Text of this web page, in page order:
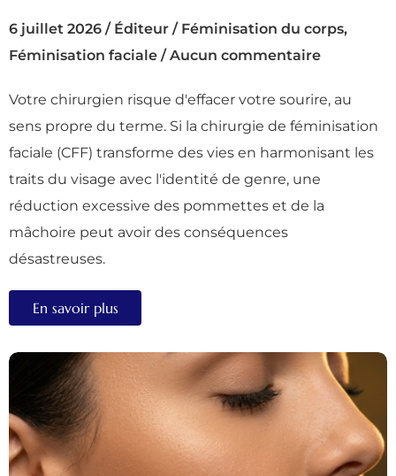
6 juillet 2026 / Éditeur / Féminisation du corps,
Féminisation faciale / Aucun commentaire
Votre chirurgien risque d'effacer votre sourire, au
sens propre du terme. Si la chirurgie de féminisation
faciale (CFF) transforme des vies en harmonisant les
traits du visage avec l'identité de genre, une
réduction excessive des pommettes et de la
mâchoire peut avoir des conséquences
désastreuses.
En savoir plus